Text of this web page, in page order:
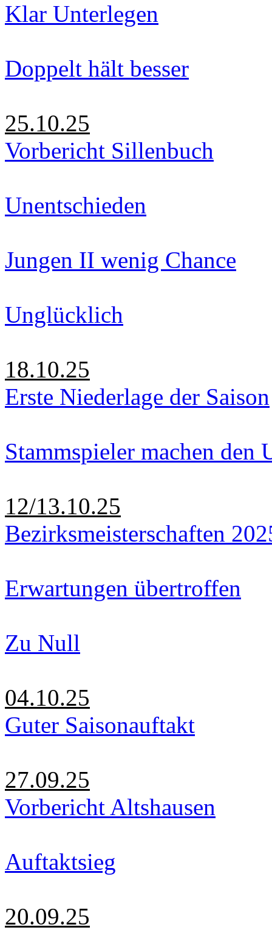
Klar Unterlegen
Doppelt hält besser
25.10.25
Vorbericht Sillenbuch
Unentschieden
Jungen II wenig Chance
Unglücklich
18.10.25
Erste Niederlage der Saison
Stammspieler machen den
12/13.10.25
Bezirksmeisterschaften
Erwartungen übertroffen
Zu Null
04.10.25
Guter Saisonauftakt
27.09.25
Vorbericht Altshausen
Auftaktsieg
20.09.25